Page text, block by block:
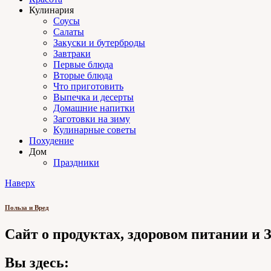
Кулинария
Соусы
Салаты
Закуски и бутерброды
Завтраки
Первые блюда
Вторые блюда
Что приготовить
Выпечка и десерты
Домашние напитки
Заготовки на зиму
Кулинарные советы
Похудение
Дом
Праздники
Наверх
Польза и Вред
Сайт о продуктах, здоровом питании
Вы здесь: